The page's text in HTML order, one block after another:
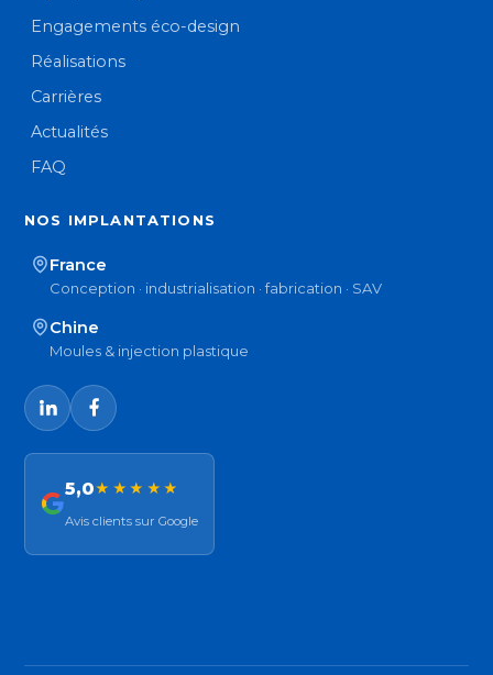
Engagements éco-design
Réalisations
Carrières
Actualités
FAQ
NOS IMPLANTATIONS
France
Conception · industrialisation · fabrication · SAV
Chine
Moules & injection plastique
5,0★★★★★
Avis clients sur Google